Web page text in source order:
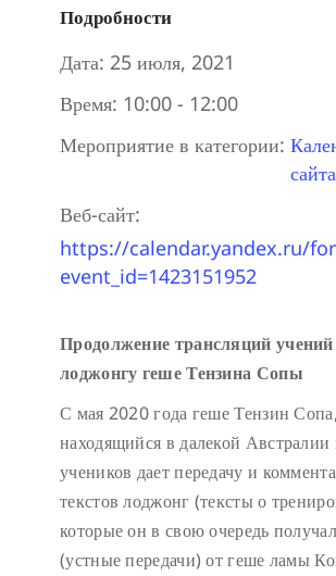
Подробности
Дата: 25 июля, 2021
Время: 10:00 - 12:00
Мероприятие в категории:
сайта
Веб-сайт:
https://calendar.yandex.ru/
event_id=1423151952
Продолжение трансляций
лоджонгу геше Тензина Сопы
С мая 2020 года геше Тензин Сопа,
находящийся в далекой Австралии
учеников дает передачу и
текстов лоджонг (тексты о
которые он в свою очередь
(устные передачи) от геше ламы